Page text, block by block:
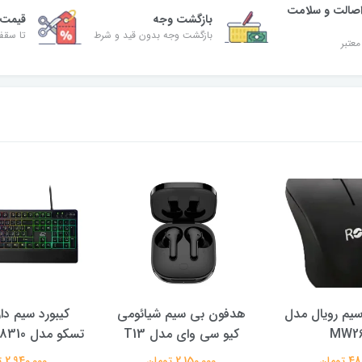
و سلامت
بازگشت وجه
بازگشت وجه بدون قید و شرط تا سقف 30%
رویال مدل
هدفون بی سیم شیائومی
کیو سی وای مدل T13
کیبورد سیم
تسکو مدل TSCO GK 8310